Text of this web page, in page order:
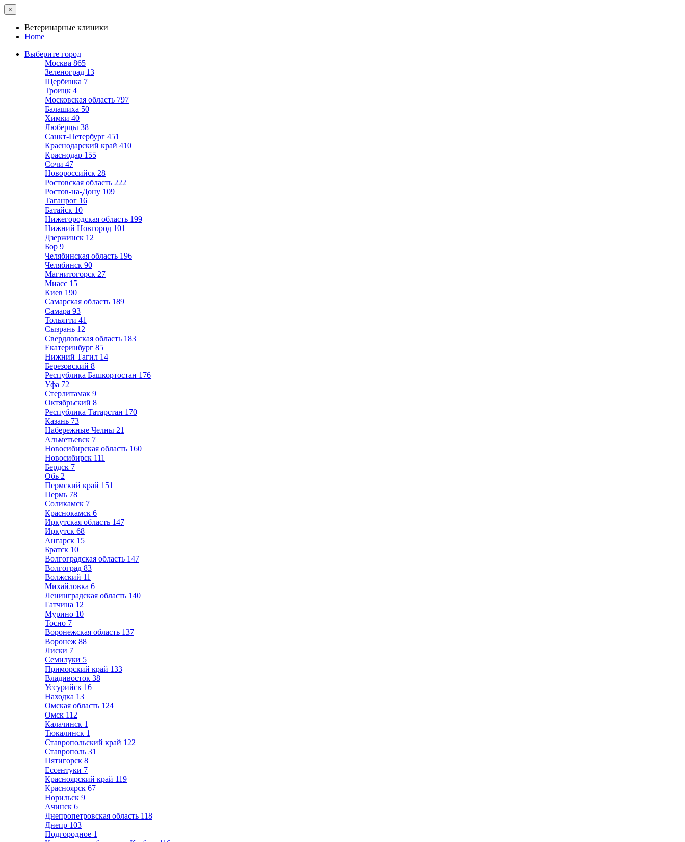
×
Ветеринарные клиники
Home
Выберите город
Москва 865
Зеленоград 13
Щербинка 7
Троицк 4
Московская область 797
Балашиха 50
Химки 40
Люберцы 38
Санкт-Петербург 451
Краснодарский край 410
Краснодар 155
Сочи 47
Новороссийск 28
Ростовская область 222
Ростов-на-Дону 109
Таганрог 16
Батайск 10
Нижегородская область 199
Нижний Новгород 101
Дзержинск 12
Бор 9
Челябинская область 196
Челябинск 90
Магнитогорск 27
Миасс 15
Киев 190
Самарская область 189
Самара 93
Тольятти 41
Сызрань 12
Свердловская область 183
Екатеринбург 85
Нижний Тагил 14
Березовский 8
Республика Башкортостан 176
Уфа 72
Стерлитамак 9
Октябрьский 8
Республика Татарстан 170
Казань 73
Набережные Челны 21
Альметьевск 7
Новосибирская область 160
Новосибирск 111
Бердск 7
Обь 2
Пермский край 151
Пермь 78
Соликамск 7
Краснокамск 6
Иркутская область 147
Иркутск 68
Ангарск 15
Братск 10
Волгоградская область 147
Волгоград 83
Волжский 11
Михайловка 6
Ленинградская область 140
Гатчина 12
Мурино 10
Тосно 7
Воронежская область 137
Воронеж 88
Лиски 7
Семилуки 5
Приморский край 133
Владивосток 38
Уссурийск 16
Находка 13
Омская область 124
Омск 112
Калачинск 1
Тюкалинск 1
Ставропольский край 122
Ставрополь 31
Пятигорск 8
Ессентуки 7
Красноярский край 119
Красноярск 67
Норильск 9
Ачинск 6
Днепропетровская область 118
Днепр 103
Подгородное 1